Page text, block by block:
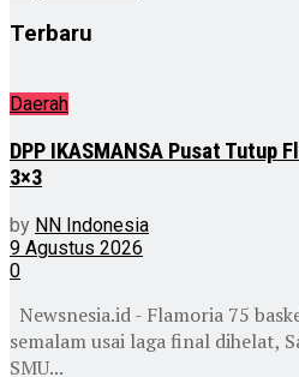
Terbaru
Daerah
DPP IKASMANSA Pusat Tutup
3×3
by NN Indonesia
9 Agustus 2026
0
Newsnesia.id - Flamoria 75
semalam usai laga final dihelat,
SMU...